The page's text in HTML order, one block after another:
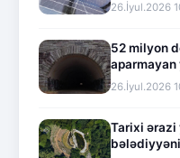
26.İyul.2026
52 milyon
aparmayan
26.İyul.2026
Tarixi ərazi
bələdiyyəni